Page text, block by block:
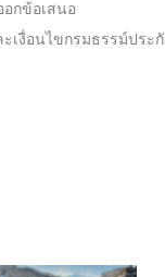
กข้อเสนอ
เงื่อนไขกรมธรรม์ปร